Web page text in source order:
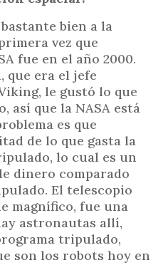
bien a la
vez que
fue en el año 2000.
que era el jefe
le gustó lo que
así que la NASA está
es que
de lo que gasta la
lo cual es un
dinero comparado
El telescopio
magnífico, fue una
astronautas allí,
tripulado,
son los robots hoy en